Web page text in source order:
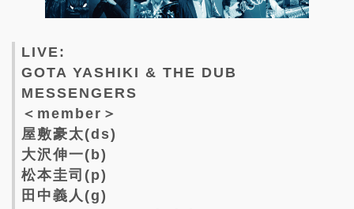
LIVE:
GOTA YASHIKI & THE DUB
MESSENGERS
＜member＞
屋敷豪太(ds)
大沢伸一(b)
松本圭司(p)
田中義人(g)